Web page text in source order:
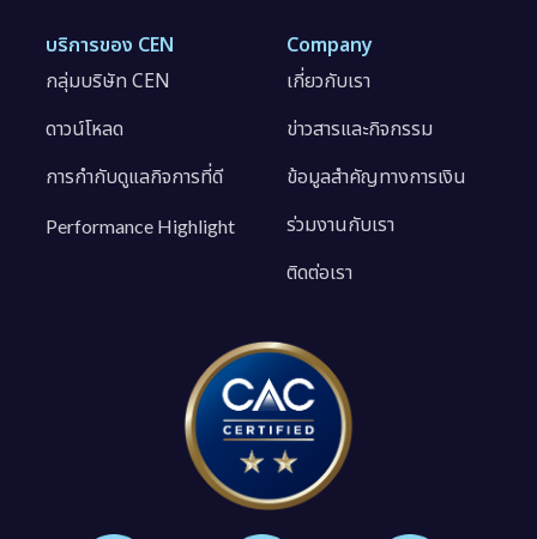
บริการของ CEN
กลุ่มบริษัท CEN
ดาวน์โหลด
การกำกับดูแลกิจการที่ดี
Performance Highlight
Company
เกี่ยวกับเรา
ข่าวสารและกิจกรรม
ข้อมูลสำคัญทางการเงิน
ร่วมงานกับเรา
ติดต่อเรา